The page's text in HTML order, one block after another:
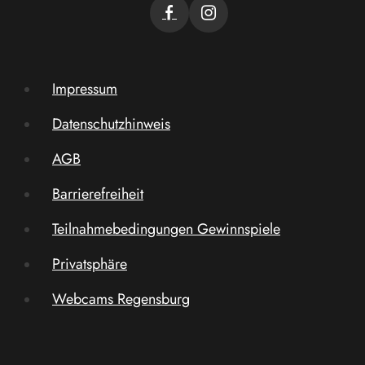
Impressum
Datenschutzhinweis
AGB
Barrierefreiheit
Teilnahmebedingungen Gewinnspiele
Privatsphäre
Webcams Regensburg